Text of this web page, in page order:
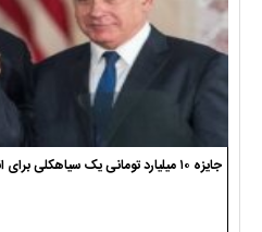
جایزه ۱۰ میلیارد تومانی یک سیاهکلی برای انتقام از ترامپ و نتانیاهو